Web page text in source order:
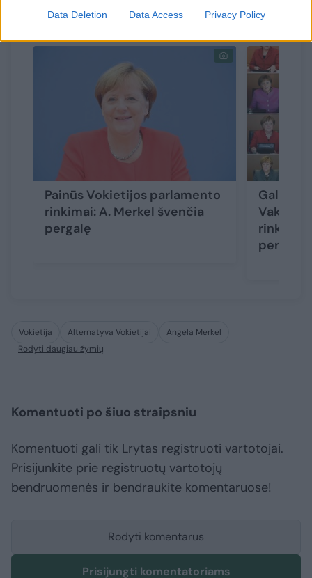
Data Deletion Data Access Privacy Policy
Susiję straipsniai
Painūs Vokietijos parlamento
rinkimai: A. Merkel švenčia
pergalę
Vokietija Alternatyva Vokietijai
Angela Merkel
Rodyti daugiau žymių
Komentuoti po šiuo straipsniu
Komentuoti gali tik Lrytas registruoti vartotojai.
Prisijunkite prie registruotų vartotojų
bendruomenės ir bendraukite komentaruose!
Rodyti komentarus
Prisijungti komentatoriams